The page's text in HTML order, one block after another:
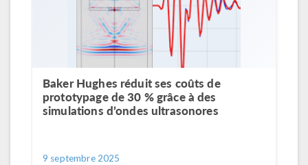
Baker Hughes réduit ses coûts de
prototypage de 30 % grâce à des
simulations d’ondes ultrasonores
9 septembre 2025